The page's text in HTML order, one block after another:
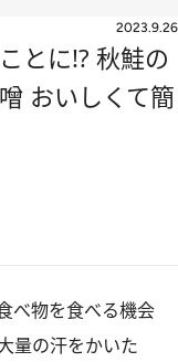
2023.9.26
とに!? 秋鮭の
おいしくて簡
べ物を食べる機会
量の汗をかいた